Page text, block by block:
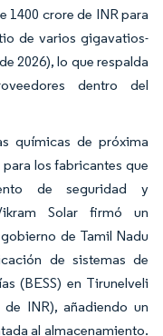
1400 crore de INR para
de varios gigavatios-
2026), lo que respalda
dentro del
químicas de próxima
los fabricantes que
de seguridad y
Solar firmó un
de Tamil Nadu
de sistemas de
(BESS) en Tirunelveli
INR), añadiendo un
al almacenamiento.